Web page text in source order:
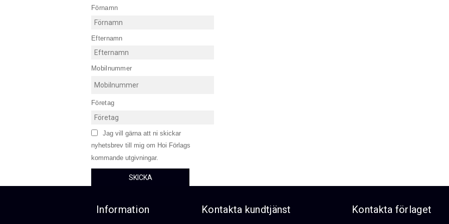
Förnamn
Efternamn
Mobilnummer
Företag
Jag vill gärna att ni skickar
nyhetsbrev till mig om Hoi Förlags
kommande utgivningar.
SKICKA
Information Kontakta kundtjänst Kontakta förlaget